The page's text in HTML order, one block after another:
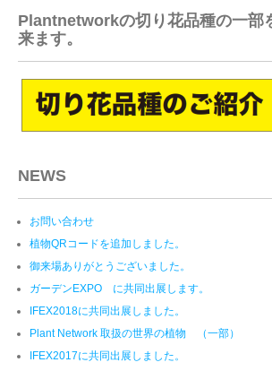
Plantnetworkの切り花品種の一部
来ます。
NEWS
お問い合わせ
植物QRコードを追加しました。
御来場ありがとうございました。
ガーデンEXPO に共同出展します。
IFEX2018に共同出展しました。
Plant Network 取扱の世界の植物 （一部）
IFEX2017に共同出展しました。